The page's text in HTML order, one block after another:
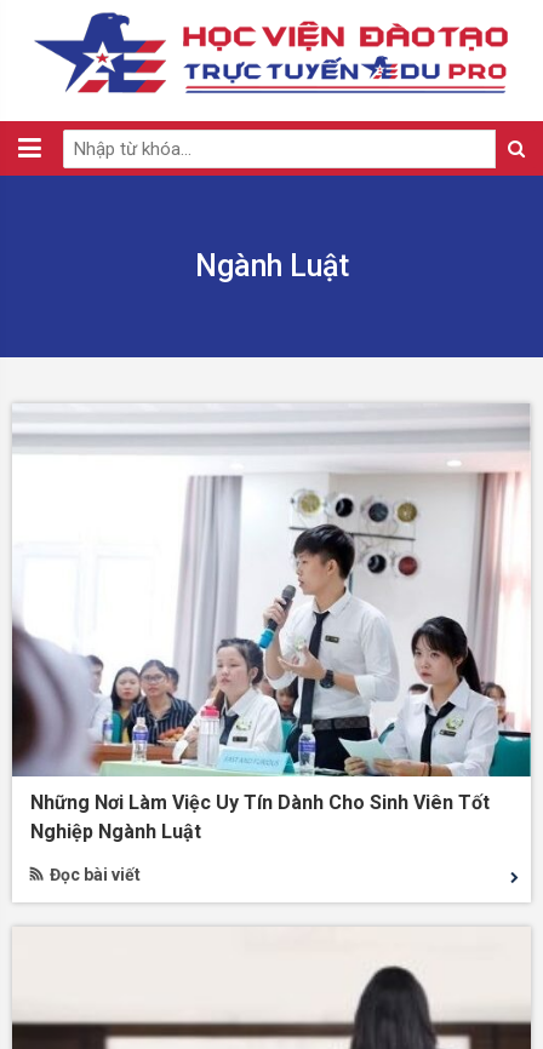
Ngành Luật
Những Nơi Làm Việc Uy Tín Dành Cho Sinh Viên Tốt
Nghiệp Ngành Luật
Đọc bài viết